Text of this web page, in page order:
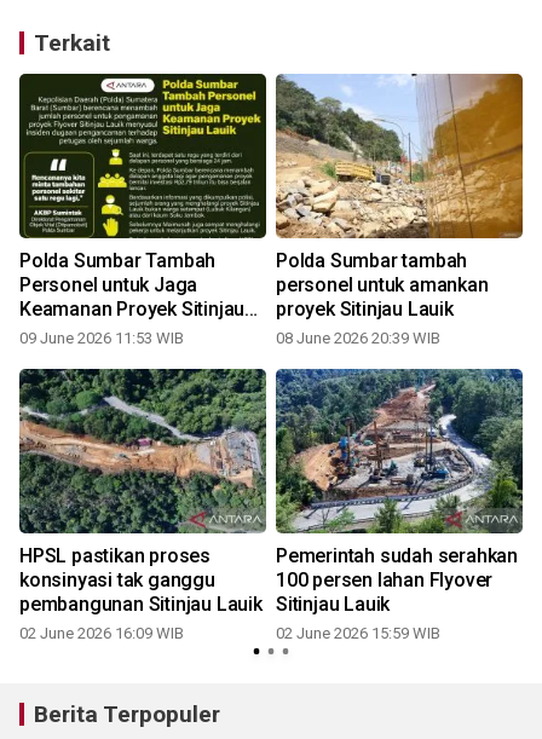
Terkait
Polda Sumbar Tambah
Personel untuk Jaga
Keamanan Proyek Sitinjau
Lauik
09 June 2026 11:53 WIB
Polda Sumbar tambah
personel untuk amankan
proyek Sitinjau Lauik
08 June 2026 20:39 WIB
HPSL pastikan proses
konsinyasi tak ganggu
pembangunan Sitinjau Lauik
02 June 2026 16:09 WIB
Pemerintah sudah serahkan
100 persen lahan Flyover
Sitinjau Lauik
02 June 2026 15:59 WIB
Berita Terpopuler